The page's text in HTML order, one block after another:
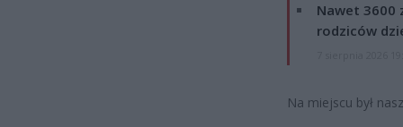
Nawet 3600
rodziców
Na miejscu był